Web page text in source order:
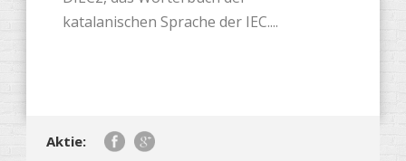
katalanischen Sprache der IEC....
Aktie: